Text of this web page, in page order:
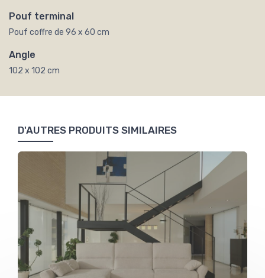
Pouf terminal
Pouf coffre de 96 x 60 cm
Angle
102 x 102 cm
D'AUTRES PRODUITS SIMILAIRES